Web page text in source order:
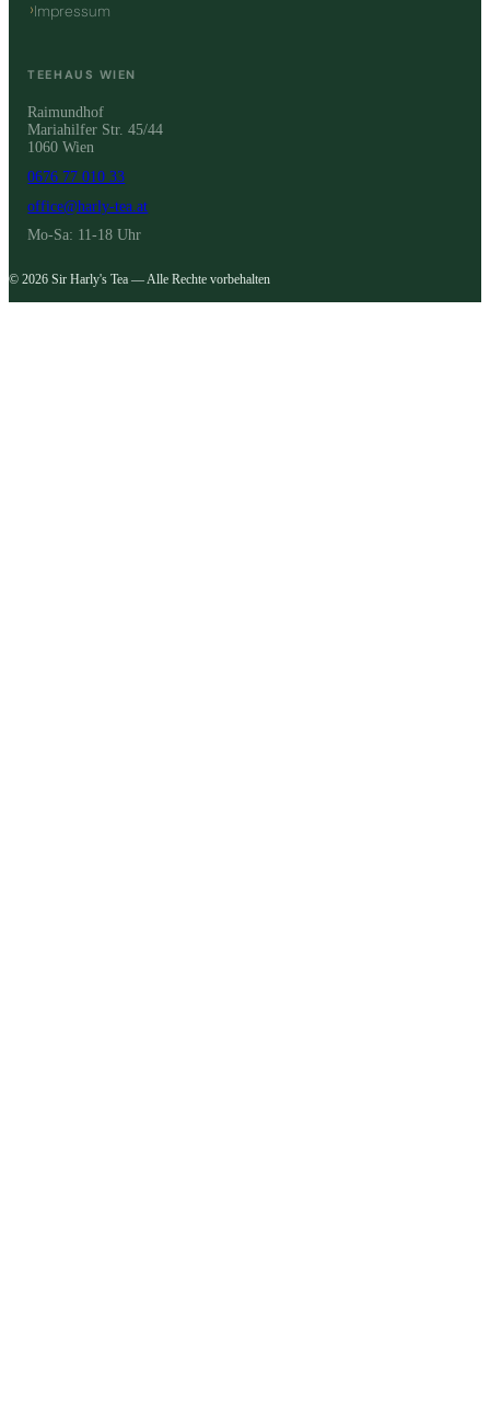
Impressum
TEEHAUS WIEN
Raimundhof
Mariahilfer Str. 45/44
1060 Wien
0676 77 010 33
office@harly-tea.at
Mo-Sa: 11-18 Uhr
© 2026 Sir Harly's Tea — Alle Rechte vorbehalten